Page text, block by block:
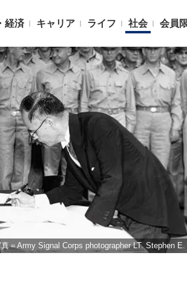
経済 キャリア ライフ 社会 会員
＝Army Signal Corps photographer LT. Stephen